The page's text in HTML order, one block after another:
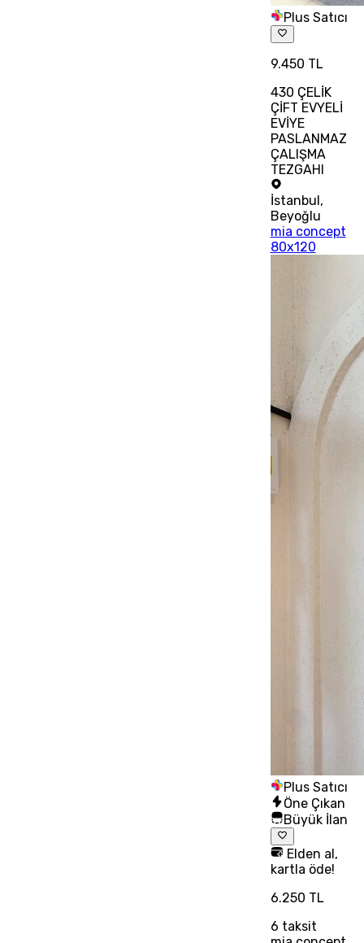
Plus Satıcı
9.450 TL
430 ÇELİK
ÇİFT EVYELİ
EVİYE
PASLANMAZ
ÇALIŞMA
TEZGAHI
İstanbul,
Beyoğlu
mia concept
80x120
Plus Satıcı
Öne Çıkan
Büyük İlan
Elden al,
kartla öde!
6.250 TL
6 taksit